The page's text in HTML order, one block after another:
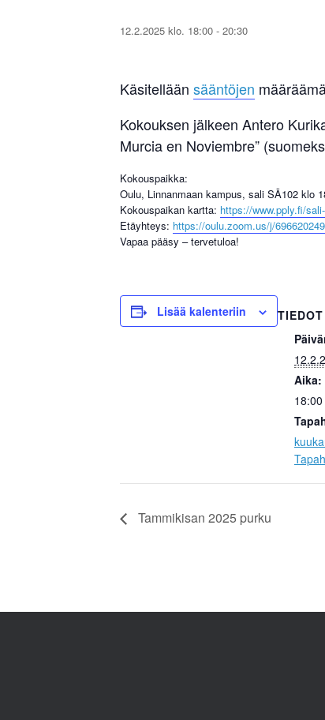
12.2.2025 klo. 18:00 - 20:30
Käsitellään sääntöjen
Kokouksen jälkeen Antero
Murcia en Noviembre”
Kokouspaikka:
Oulu, Linnanmaan kampus, sali SÄ102 klo
Kokouspaikan kartta: https://www.pply.fi/
Etäyhteys: https://oulu.zoom.us/j/
Vapaa pääsy – tervetuloa!
Lisää kalenteriin
TIEDOT
Aika:
Tammikisan 2025 purku